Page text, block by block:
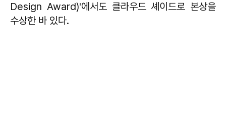
Design Award)'에서도 클라우드 셰이드로 본상을
수상한 바 있다.